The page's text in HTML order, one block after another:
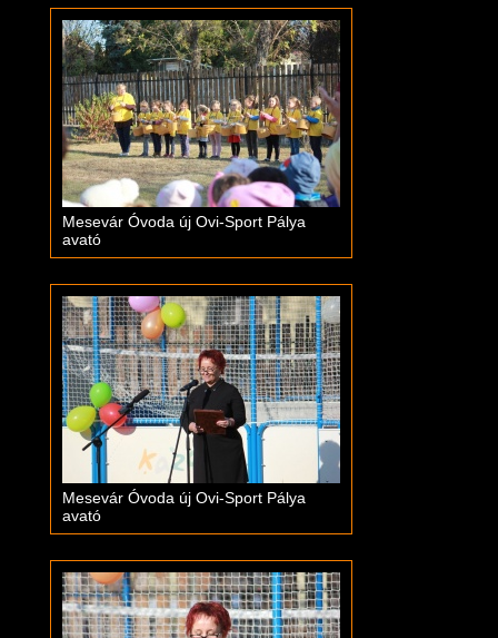
Mesevár Óvoda új Ovi-Sport Pálya
avató
Mesevár Óvoda új Ovi-Sport Pálya
avató